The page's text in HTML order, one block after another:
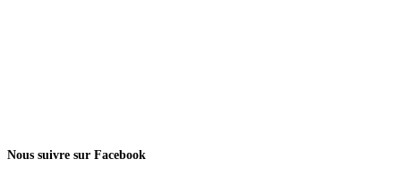
Nous suivre sur Facebook